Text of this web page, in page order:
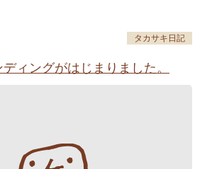
アート屋
わんど
タカサキ日記
ィングがはじまりました。